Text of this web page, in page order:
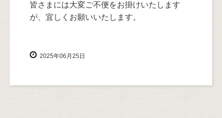
皆さまには大変ご不便をお掛けいたします
が、宜しくお願いいたします。
2025年06月25日